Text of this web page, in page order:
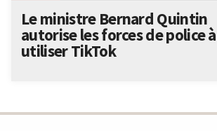
Le ministre Bernard Quintin
autorise les forces de police à
utiliser TikTok